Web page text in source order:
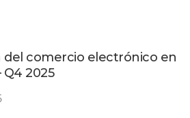
del comercio electrónico en
2025